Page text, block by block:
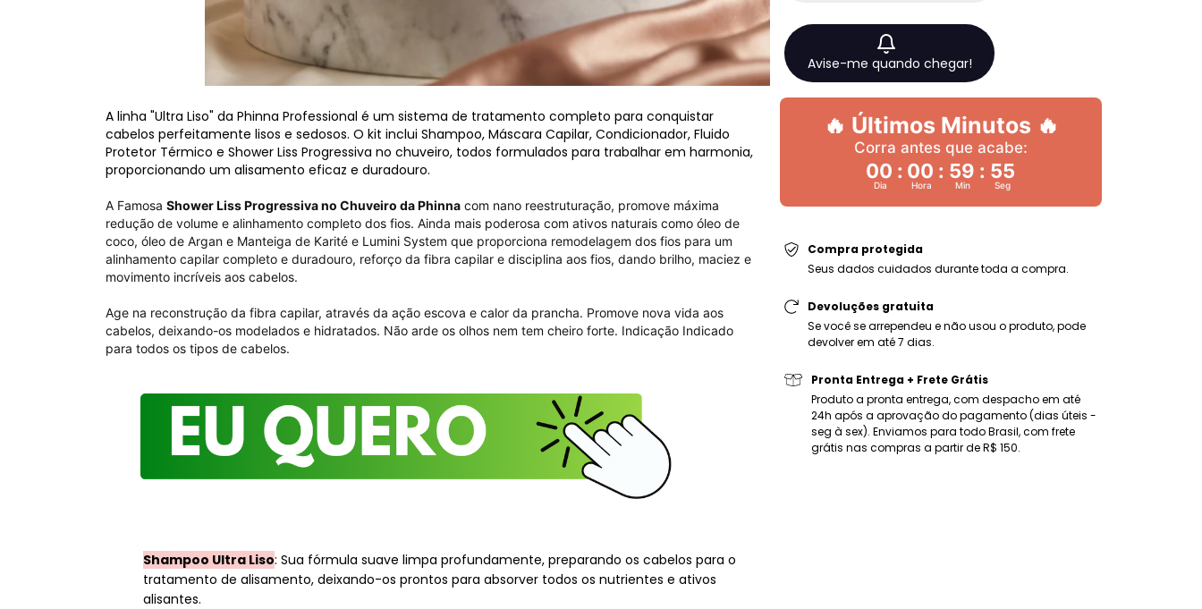
A linha "Ultra Liso" da Phinna Professional é um sistema de tratamento completo para conquistar
cabelos perfeitamente lisos e sedosos. O kit inclui Shampoo, Máscara Capilar, Condicionador, Fluido
Protetor Térmico e Shower Liss Progressiva no chuveiro, todos formulados para trabalhar em harmonia,
proporcionando um alisamento eficaz e duradouro.
A Famosa Shower Liss Progressiva no Chuveiro da Phinna com nano reestruturação, promove máxima
redução de volume e alinhamento completo dos fios. Ainda mais poderosa com ativos naturais como óleo de
coco, óleo de Argan e Manteiga de Karité e Lumini System que proporciona remodelagem dos fios para um
alinhamento capilar completo e duradouro, reforço da fibra capilar e disciplina aos fios, dando brilho, maciez e
movimento incríveis aos cabelos.
Age na reconstrução da fibra capilar, através da ação escova e calor da prancha. Promove nova vida aos
cabelos, deixando-os modelados e hidratados. Não arde os olhos nem tem cheiro forte. Indicação Indicado
para todos os tipos de cabelos.
Shampoo Ultra Liso: Sua fórmula suave limpa profundamente, preparando os cabelos para o
tratamento de alisamento, deixando-os prontos para absorver todos os nutrientes e ativos
alisantes.
Avise-me quando chegar!
🔥 Últimos Minutos 🔥
Corra antes que acabe:
00 : 00 : 59 : 53
Dia Hora Min Seg
Compra protegida
Seus dados cuidados durante toda a compra.
Devoluções gratuita
Se você se arrependeu e não usou o produto, pode
devolver em até 7 dias.
Pronta Entrega + Frete Grátis
Produto a pronta entrega, com despacho em até
24h após a aprovação do pagamento (dias úteis -
seg à sex). Enviamos para todo Brasil, com frete
grátis nas compras a partir de R$ 150.